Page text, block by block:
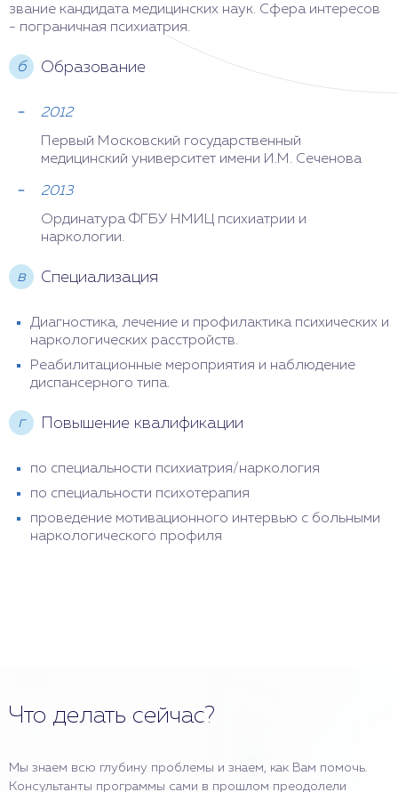
звание кандидата медицинских наук. Сфера интересов
- пограничная психиатрия.
б Образование
2012
Первый Московский государственный
медицинский университет имени И.М. Сеченова
2013
Ординатура ФГБУ НМИЦ психиатрии и
наркологии.
в Специализация
Диагностика, лечение и профилактика психических и
наркологических расстройств.
Реабилитационные мероприятия и наблюдение
диспансерного типа.
г Повышение квалификации
по специальности психиатрия/наркология
по специальности психотерапия
проведение мотивационного интервью с больными
наркологического профиля
Что делать сейчас?
Мы знаем всю глубину проблемы и знаем, как Вам помочь.
Консультанты программы сами в прошлом преодолели